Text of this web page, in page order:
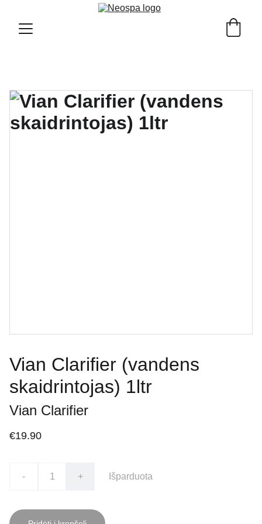
Vian Clarifier (vandens
skaidrintojas) 1ltr
Vian Clarifier
€19.90
- + Išparduota